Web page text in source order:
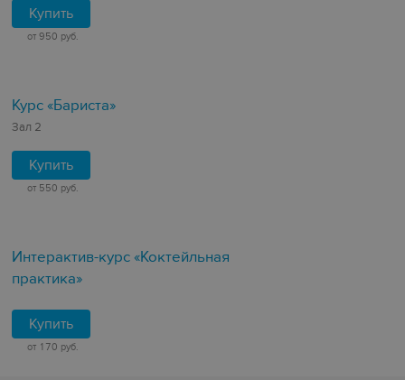
Купить
от 950 руб.
Курс «Бариста»
Зал 2
Купить
от 550 руб.
Интерактив-курс «Коктейльная
практика»
Купить
от 170 руб.